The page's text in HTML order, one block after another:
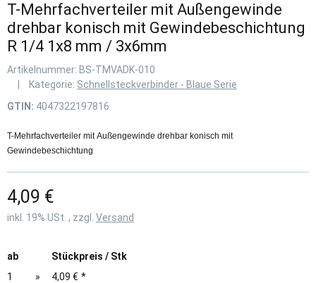
T-Mehrfachverteiler mit Außengewinde
drehbar konisch mit Gewindebeschichtung
R 1/4 1x8 mm / 3x6mm
Artikelnummer: BS-TMVADK-010
Kategorie: Schnellsteckverbinder - Blaue Serie
GTIN: 4047322197816
T-Mehrfachverteiler mit Außengewinde drehbar konisch mit
Gewindebeschichtung
4,09 €
inkl. 19% USt. , zzgl. Versand
ab
Stückpreis / Stk
1
» 4,09 € *